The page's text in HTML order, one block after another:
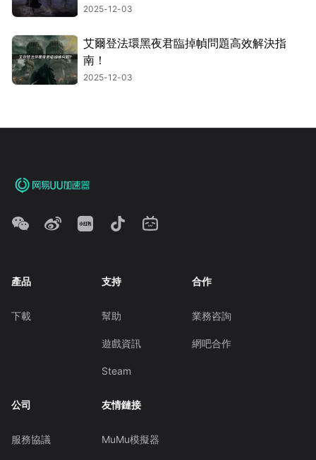
2025-12-03
艾爾登法環黑夜君臨掉幀問題高效解決指
南！
2025-12-03
產品
下載
支持
幫助
遊戲資訊
Steam
合作
業務咨詢
網吧合作
公司
服務協議
友情鏈接
MuMu模擬器